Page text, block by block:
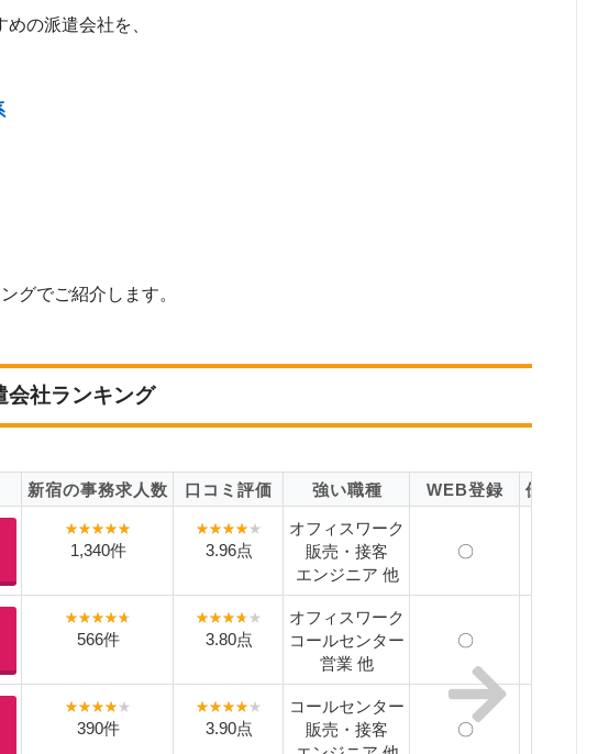
の派遣会社を、
グでご紹介します。
会社ランキング
新宿の事務求人数 口コミ評価 強い職種 WEB登録 優良派
1,340件 3.96点
オフィスワーク
販売・接客
エンジニア 他
〇
566件 3.80点
オフィスワーク
コールセンター
営業 他
〇
390件 3.90点
コールセンター
販売・接客
〇